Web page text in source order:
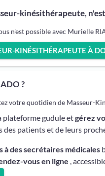
kinésithérapeute,
n'est possible avec Murielle
KINÉSITHÉRAPEUTE À
?
votre quotidien de Masseur-
plateforme gudule etgérez
des patients et de leurs
à des secrétaires médicales
vous en ligne ,